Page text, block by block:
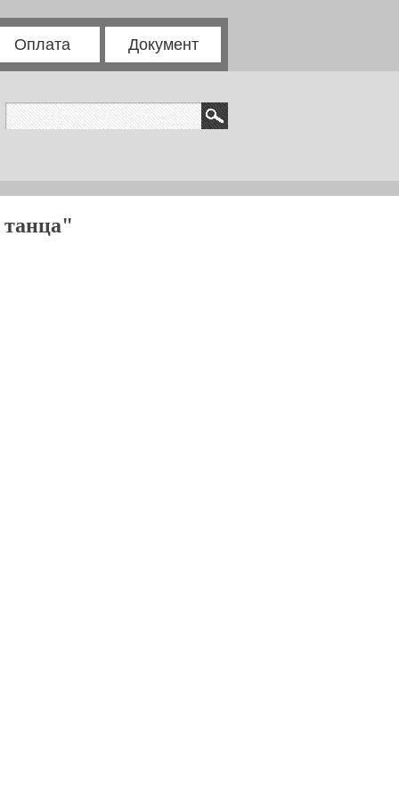
Оплата Документ
танца"